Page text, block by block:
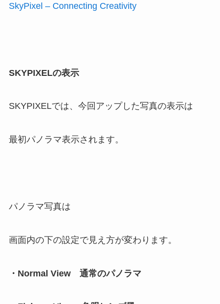
SkyPixel – Connecting Creativity
SKYPIXELの表示
SKYPIXELでは、今回アップした写真の表示は
最初パノラマ表示されます。
パノラマ写真は
画面内の下の設定で見え方が変わります。
・Normal View 通常のパノラマ